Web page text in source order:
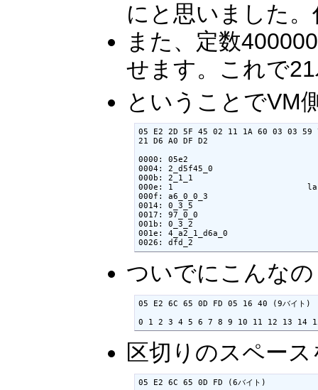
にと思いました
また、定数
せます。これで
ということでVM
05 E2 2D 5F 45 02 11 1A 60 03 03 59
21 D6 A0 DF D2
0000: 05e2                            バイ
0004: 2_d5f45_0
000b: 2_1_1
000e: 1
000f: a6_0_0_3
0014: 0_3_5
0017: 97_0_0
001b: 0_3_2
001e: 4_a2_1_d6a_0
0026: dfd_2                           R02を
ついでにこんな
05 E2 6C 65 0D FD 05 16 40 (9バイト)
0 1 2 3 4 5 6 7 8 9 10 11 12 13 14
区切りのスペー
05 E2 6C 65 0D FD (6バイト)